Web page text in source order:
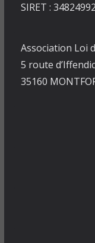
SIRET :
Association Loi
5 route d’Iffendic
35160